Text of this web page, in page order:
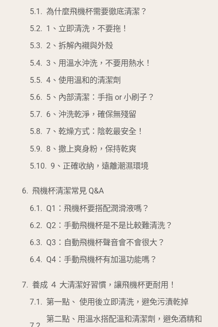
為什麼飛機杯需要徹底清潔？
1、立即清洗，不要拖！
2、拆解內襯與外殼
3、用溫水沖洗，不要用熱水！
4、使用溫和的清潔劑
5、內部清潔：手指 or 小刷子？
6、沖洗乾淨，確保無殘留
7、乾燥方式：陰乾最安全！
8、撒上爽身粉，保持乾爽
9、正確收納，遠離潮濕環境
飛機杯清潔常見 Q&A
Q1：飛機杯要搭配潤滑液嗎？
Q2：手動飛機杯是不是比較難清洗？
Q3：自動飛機杯聲音會不會很大？
Q4：手動飛機杯有加溫功能嗎？
養成 ４ 大清潔好習慣，讓飛機杯更耐用！
第一點、 使用後立即清洗，避免污漬乾掉
第二點、用溫水搭配溫和清潔劑，避免酒精和